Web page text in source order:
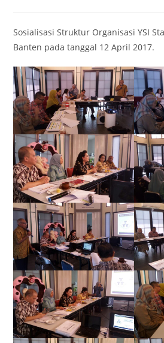
Sosialisasi Struktur Organisasi YSI
Banten pada tanggal 12 April 2017.